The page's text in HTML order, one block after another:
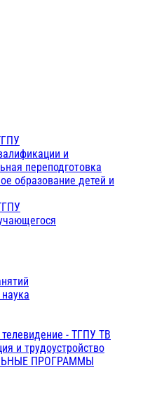
и
переподготовка
образование детей и
- ТГПУ ТВ
и трудоустройство
ПРОГРАММЫ